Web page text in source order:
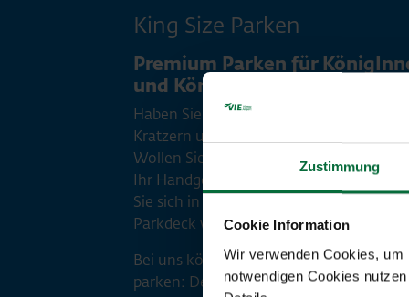
Zustimmung
Cookie Information
Wir verwenden Cookies,
notwendigen Cookies
King Size Parken
Premium Parken für
und Könige
Haben Sie die Nase voll von lästigen
Kratzern und unnötigen Parkschäden?
Wollen Sie zu Reisebeginn Ihren Koffer
Ihr Handgepäck bequem ausladen?
Sie sich in einem hell beleuchteten
Parkdeck wohler?
Bei uns können Sie ab sofort königlich
parken: Denn der Flughafen Wien bietet